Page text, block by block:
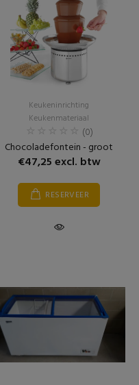
Keukeninrichting
Keukenmateriaal
(0)
Chocoladefontein - groot
€47,25 excl. btw
RESERVEER